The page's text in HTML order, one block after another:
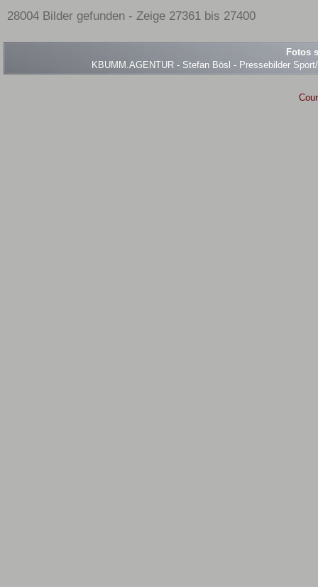
28004 Bilder gefunden - Zeige 27361 bis 27400
Fotos
KBUMM.AGENTUR - Stefan Bösl - Pressebilder